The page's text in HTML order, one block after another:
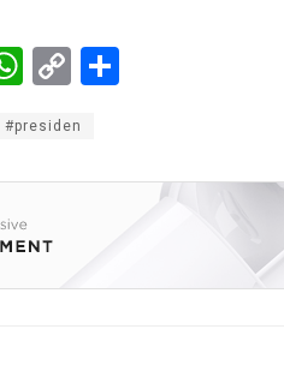
W
at
s
A
p
p
C
py
Li e